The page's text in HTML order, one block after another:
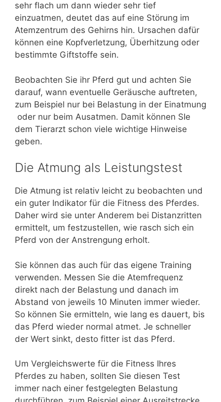
sehr flach um dann wieder sehr tief
einzuatmen, deutet das auf eine Störung im
Atemzentrum des Gehirns hin. Ursachen dafür
können eine Kopfverletzung, Überhitzung oder
bestimmte Giftstoffe sein.
Beobachten Sie ihr Pferd gut und achten Sie
darauf, wann eventuelle Geräusche auftreten,
zum Beispiel nur bei Belastung in der Einatmung
oder nur beim Ausatmen. Damit können SIe
dem Tierarzt schon viele wichtige Hinweise
geben.
Die Atmung als Leistungstest
Die Atmung ist relativ leicht zu beobachten und
ein guter Indikator für die Fitness des Pferdes.
Daher wird sie unter Anderem bei Distanzritten
ermittelt, um festzustellen, wie rasch sich ein
Pferd von der Anstrengung erholt.
Sie können das auch für das eigene Training
verwenden. Messen Sie die Atemfrequenz
direkt nach der Belastung und danach im
Abstand von jeweils 10 Minuten immer wieder.
So können Sie ermitteln, wie lang es dauert, bis
das Pferd wieder normal atmet. Je schneller
der Wert sinkt, desto fitter ist das Pferd.
Um Vergleichswerte für die Fitness Ihres
Pferdes zu haben, sollten Sie diesen Test
immer nach einer festgelegten Belastung